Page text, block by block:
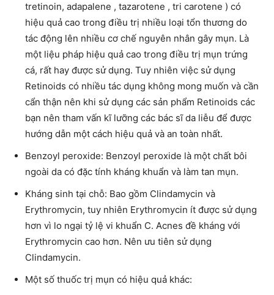
tretinoin, adapalene , tazarotene , tri carotene ) có
hiệu quả cao trong điều trị nhiều loại tổn thương do
tác động lên nhiều cơ chế nguyên nhân gây mụn. Là
một liệu pháp hiệu quả cao trong điều trị mụn trứng
cá, rất hay được sử dụng. Tuy nhiên việc sử dụng
Retinoids có nhiều tác dụng không mong muốn và cần
cẩn thận nên khi sử dụng các sản phẩm Retinoids các
bạn nên tham vấn kĩ lưỡng các bác sĩ da liễu để được
hướng dẫn một cách hiệu quả và an toàn nhất.
Benzoyl peroxide: Benzoyl peroxide là một chất bôi
ngoài da có đặc tính kháng khuẩn và làm tan mụn.
Kháng sinh tại chỗ: Bao gồm Clindamycin và
Erythromycin, tuy nhiên Erythromycin ít được sử dụng
hơn vì lo ngại tỷ lệ vi khuẩn C. Acnes đề kháng với
Erythromycin cao hơn. Nên ưu tiên sử dụng
Clindamycin.
Một số thuốc trị mụn có hiệu quả khác: